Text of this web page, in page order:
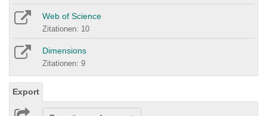
Web of Science
Zitationen: 10
Dimensions
Zitationen: 9
Export